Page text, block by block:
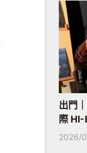
出門
際 HI-
2026/